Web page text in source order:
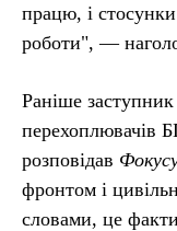
працю, і
роботи", —
Раніше
перехоплювачів
розповідав
фронтом і
словами, це